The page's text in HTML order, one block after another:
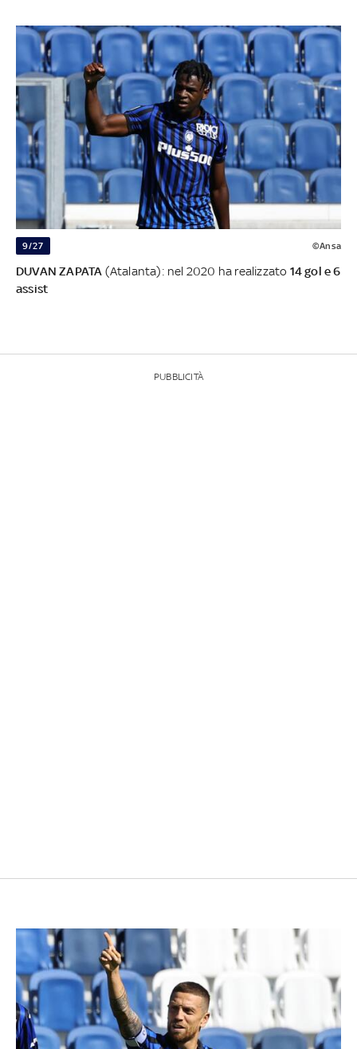
9/27 ©Ansa
DUVAN ZAPATA (Atalanta): nel 2020 ha realizzato 14 gol e 6
assist
PUBBLICITÀ